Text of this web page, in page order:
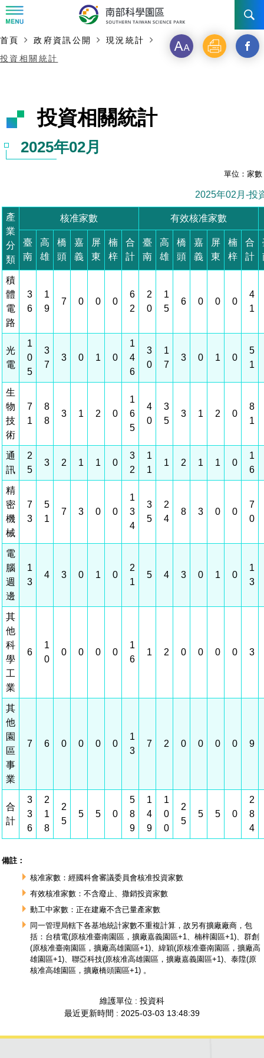
訊息公告
新聞資料專區
園區電子看板專區
發展沿革
組織架構
組織職掌
年度工作展望
國家科學及技術委員會重大政策
廉政園地
工作職掌與聯絡管道
廉政資訊
公職人員及關係人補助交易身分關係公開專區
機關採購廉政平臺
獲獎記錄
檔案應用服務須知
檔案教育訓練及標竿學習
WebMail(新)
認識園區
臺南園區
土地規劃
水電供應
園區資源再生中心
競爭優勢
土地規劃
園區土地廠房宿舍出租資訊
競爭優勢
水電供應
園區土地廠房宿舍出租資訊
污水處理廠
新設園區
交通資訊
廠商名錄
研究機構
文化藝術
考古遺址
園區生活
園區宿舍簡介
南科實中
創新創業
南科AI_ROBOT自造基地
永續園區
永續LOHAS綠色園區
「沙崙生態科學園區生態保育協作平台」公開資訊
入區申辦流程
申辦案件處理時限
工商業務
工安管理
建築管理
電子公文交換
場地借用
相關費用
園區事業管理費
宿舍租金費用
科學園區廠商服務網
園區培訓課程
科學園區人才培育補助計畫
敦親睦鄰經費補助
性平專區
園區廠商採購資訊
主要內容開始
首頁 政府資訊公開
現況統計
投資相關統計
字 列 分
投資相關統計
2025年02月
單位：家數
2025年02月-投
產
業
分
類
核准家數 有效核准家數
臺
南
高
雄
橋
頭
嘉
義
屏
東
楠
梓
合
計
臺
南
高
雄
橋
頭
嘉
義
屏
東
楠
梓
合
計
積
體
電
路
3
6
1
9
7 0 0 0
6
2
2
0
1
5
6 0 0 0
4
1
光
電
1
0
5
3
7
3 0 1 0
1
4
6
3
0
1
7
3 0 1 0
5
1
生
物
技
術
7
1
8
8
3 1 2 0
1
6
5
4
0
3
5
3 1 2 0
8
1
通
訊
2
5
3 2 1 1 0
3
2
1
1
1 2 1 1 0
1
6
精
密
機
械
7
3
5
1
7 3 0 0
1
3
4
3
5
2
4
8 3 0 0
7
0
電
腦
週
邊
1
3
4 3 0 1 0
2
1
5 4 3 0 1 0
1
3
其
他
科
學
工
業
6
1
0
0 0 0 0
1
6
1 2 0 0 0 0 3
其
他
園
區
事
業
7 6 0 0 0 0
1
3
7 2 0 0 0 0 9
合
計
3
3
6
2
1
8
2
5
5 5 0
5
8
9
1
4
9
1
0
0
2
5
5 5 0
2
8
4
備註：
核准家數：經國科會審議委員會核准投資家數
有效核准家數：不含廢止、撒銷投資家數
動工中家數：正在建廠不含已量產家數
同一管理局轄下各基地統計家數不重複計算，故另有擴廠廠商，包
括：台積電(原核准臺南園區，擴廠嘉義園區+1、楠梓園區+1)、群創
(原核准臺南園區，擴廠高雄園區+1)、緯穎(原核准臺南園區，擴廠高
雄園區+1)、聯亞科技(原核准高雄園區，擴廠嘉義園區+1)、泰陞(原
核准高雄園區，擴廠橋頭園區+1) 。
維護單位 : 投資科
最近更新時間 : 2025-03-03 13:48:39